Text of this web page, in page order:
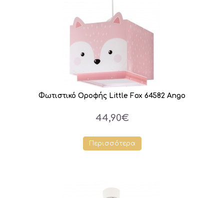
Φωτιστικό Οροφής Little Fox 64582 Ango
44,90€
Περισσότερα